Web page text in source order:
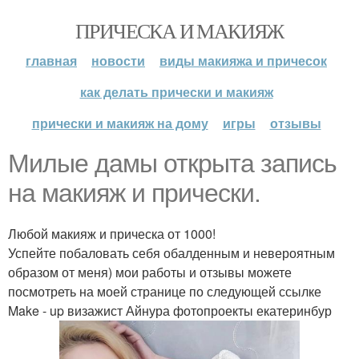
ПРИЧЕСКА И МАКИЯЖ
главная новости
виды макияжа и причесок
как делать прически и макияж
прически и макияж на дому
игры отзывы
Милые дамы открыта запись
на макияж и прически.
Любой макияж и прическа от 1000!
Успейте побаловать себя обалденным и невероятным
образом от меня) мои работы и отзывы можете
посмотреть на моей странице по следующей ссылке
Make - up визажист Айнура фотопроекты екатеринбур